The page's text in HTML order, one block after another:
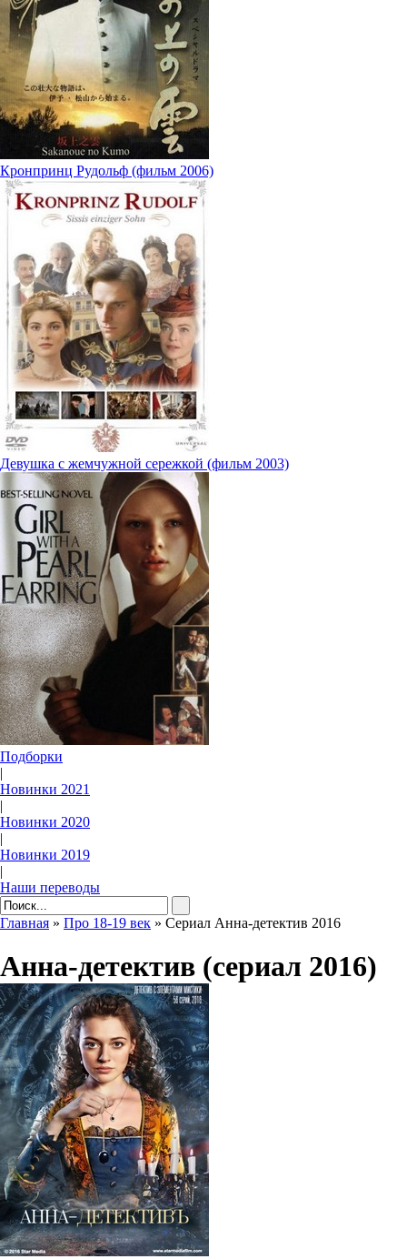
Кронпринц Рудольф (фильм 2006)
Девушка с жемчужной сережкой (фильм 2003)
Подборки
|
Новинки 2021
|
Новинки 2020
|
Новинки 2019
|
Наши переводы
Главная » Про 18-19 век » Сериал Анна-детектив 2016
Анна-детектив (сериал 2016)